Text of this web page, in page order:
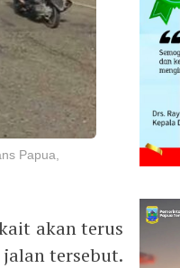
Papua,
akan terus
tersebut.